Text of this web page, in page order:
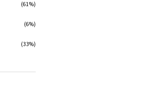
(61%)
(6%)
(33%)